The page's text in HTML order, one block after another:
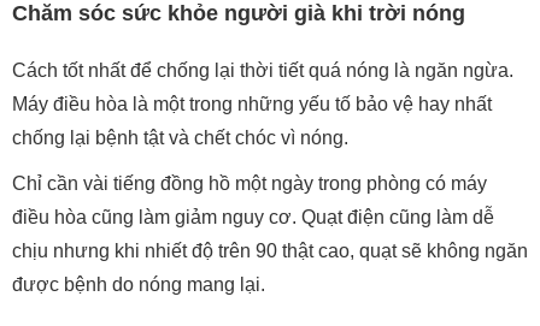
Chăm sóc sức khỏe người già khi trời nóng
Cách tốt nhất để chống lại thời tiết quá nóng là ngăn ngừa.
Máy điều hòa là một trong những yếu tố bảo vệ hay nhất
chống lại bệnh tật và chết chóc vì nóng.
Chỉ cần vài tiếng đồng hồ một ngày trong phòng có máy
điều hòa cũng làm giảm nguy cơ. Quạt điện cũng làm dễ
chịu nhưng khi nhiết độ trên 90 thật cao, quạt sẽ không ngăn
được bệnh do nóng mang lại.